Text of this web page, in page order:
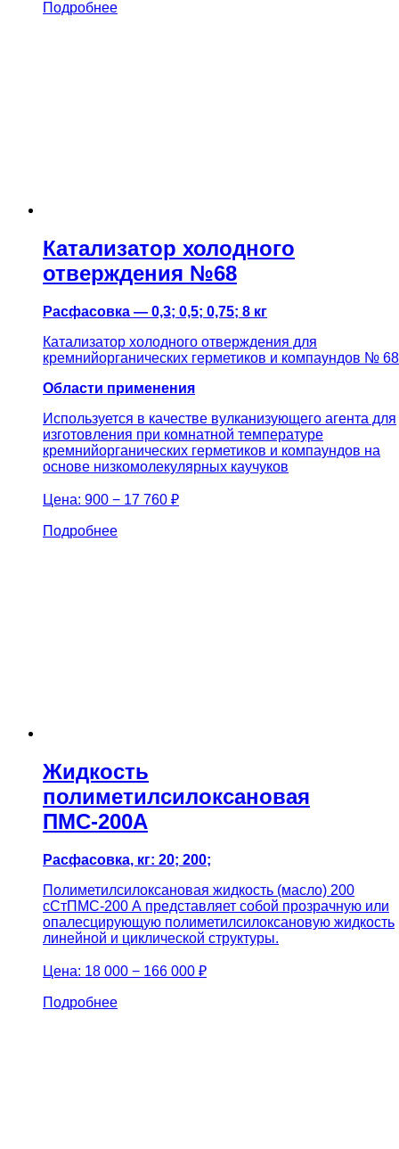
Подробнее
Катализатор холодного
отверждения №68
Расфасовка — 0,3; 0,5; 0,75; 8 кг
Катализатор холодного отверждения для
кремнийорганических герметиков и компаундов № 68
Области применения
Используется в качестве вулканизующего агента для
изготовления при комнатной температуре
кремнийорганических герметиков и компаундов на
основе низкомолекулярных каучуков
Цена: 900 − 17 760 ₽
Подробнее
Жидкость
полиметилсилоксановая
ПМС-200А
Расфасовка, кг: 20; 200;
Полиметилсилоксановая жидкость (масло) 200
сСтПМС-200 А представляет собой прозрачную или
опалесцирующую полиметилсилоксановую жидкость
линейной и циклической структуры.
Цена: 18 000 − 166 000 ₽
Подробнее